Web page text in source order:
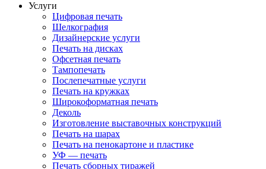
Услуги
Цифровая печать
Шелкография
Дизайнерские услуги
Печать на дисках
Офсетная печать
Тампопечать
Послепечатные услуги
Печать на кружках
Широкоформатная печать
Деколь
Изготовление выставочных конструкций
Печать на шарах
Печать на пенокартоне и пластике
УФ — печать
Печать сборных тиражей